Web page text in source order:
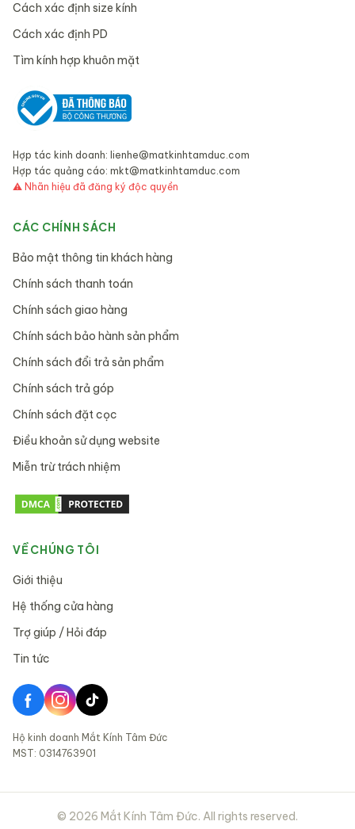
Cách xác định size kính
Cách xác định PD
Tìm kính hợp khuôn mặt
Hợp tác kinh doanh: lienhe@matkinhtamduc.com
Hợp tác quảng cáo: mkt@matkinhtamduc.com
⚠ Nhãn hiệu đã đăng ký độc quyền
CÁC CHÍNH SÁCH
Bảo mật thông tin khách hàng
Chính sách thanh toán
Chính sách giao hàng
Chính sách bảo hành sản phẩm
Chính sách đổi trả sản phẩm
Chính sách trả góp
Chính sách đặt cọc
Điều khoản sử dụng website
Miễn trừ trách nhiệm
VỀ CHÚNG TÔI
Giới thiệu
Hệ thống cửa hàng
Trợ giúp / Hỏi đáp
Tin tức
Hộ kinh doanh Mắt Kính Tâm Đức
MST: 0314763901
© 2026 Mắt Kính Tâm Đức. All rights reserved.